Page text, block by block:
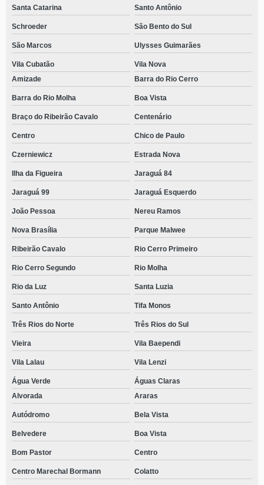
Santa Catarina Santo Antônio
Schroeder São Bento do Sul
São Marcos Ulysses Guimarães
Vila Cubatão
Vila Nova
Amizade
Barra do Rio Cerro
Barra do Rio Molha Boa Vista
Braço do Ribeirão Cavalo Centenário
Centro Chico de Paulo
Czerniewicz Estrada Nova
Ilha da Figueira Jaraguá 84
Jaraguá 99 Jaraguá Esquerdo
João Pessoa Nereu Ramos
Nova Brasília Parque Malwee
Ribeirão Cavalo Rio Cerro Primeiro
Rio Cerro Segundo Rio Molha
Rio da Luz Santa Luzia
Santo Antônio Tifa Monos
Três Rios do Norte Três Rios do Sul
Vieira Vila Baependi
Vila Lalau Vila Lenzi
Água Verde
Águas Claras
Alvorada
Araras
Autódromo Bela Vista
Belvedere Boa Vista
Bom Pastor Centro
Centro Marechal Bormann Colatto